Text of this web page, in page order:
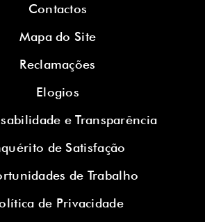
Contactos
Mapa do Site
Reclamações
Elogios
e Transparência
de Satisfação
de Trabalho
de Privacidade